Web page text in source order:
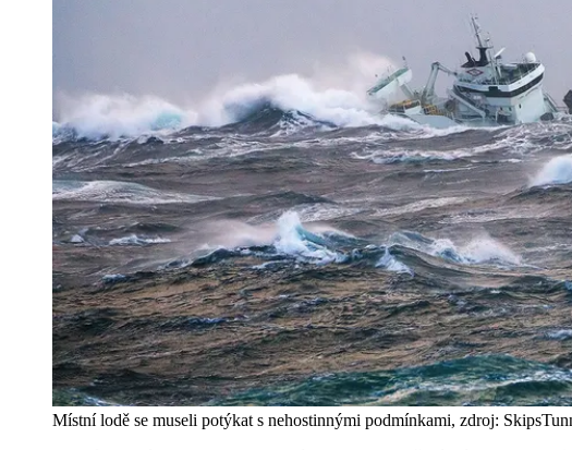
Místní lodě se museli potýkat s nehostinnými podmínkami, zdroj: